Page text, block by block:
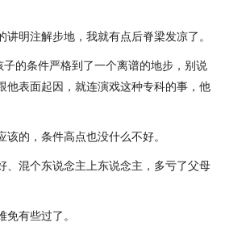
明注解步地，我就有点后脊梁发凉了。
的条件严格到了一个离谱的地步，别说
他表面起因，就连演戏这种专科的事，他
的，条件高点也没什么不好。
、混个东说念主上东说念主，多亏了父母
有些过了。